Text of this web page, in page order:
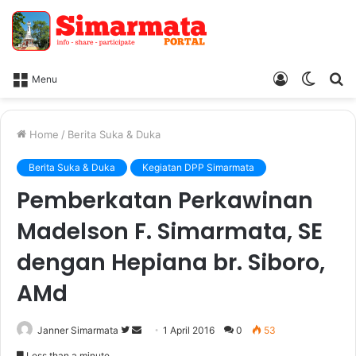
Menu
Switch
Log
Home / Berita Suka & Duka
Berita Suka & Duka Kegiatan DPP Simarmata
Pemberkatan Perkawinan
Madelson F. Simarmata, SE
dengan Hepiana br. Siboro,
AMd
Janner Simarmata
F
1 April 2016 0 53